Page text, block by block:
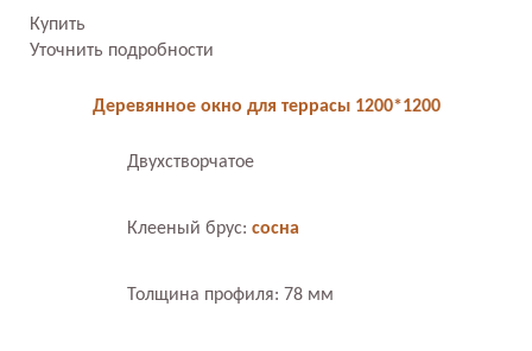
Купить
Уточнить подробности
Деревянное окно для террасы 1200*1200
Двухстворчатое
Клееный брус: сосна
Толщина профиля: 78 мм